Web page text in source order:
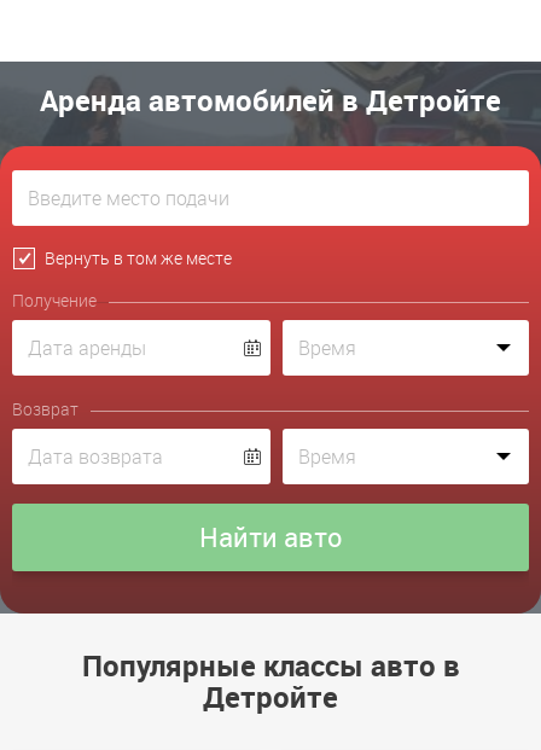
Аренда автомобилей в Детройте
Вернуть в том же месте
Получение
Возврат
Популярные классы авто в
Детройте